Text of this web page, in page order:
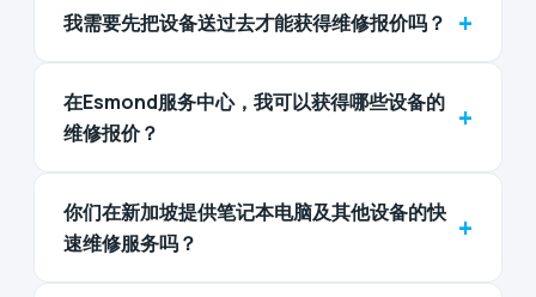
我需要先把设备送过去才能获得维修报价吗？ +
在Esmond服务中心，我可以获得哪些设备的
维修报价？
+
你们在新加坡提供笔记本电脑及其他设备的快
速维修服务吗？
+